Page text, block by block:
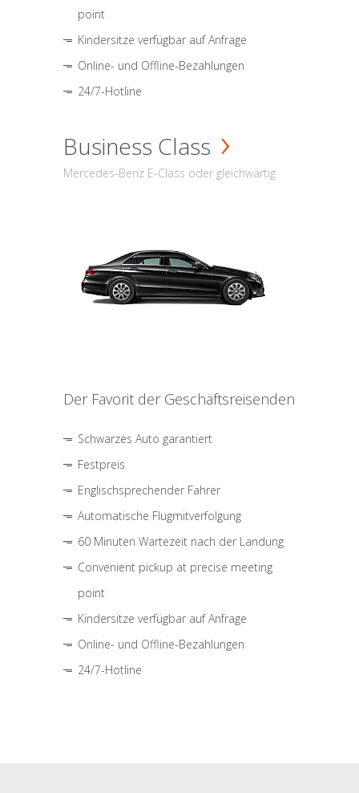
point
Kindersitze verfügbar auf Anfrage
Online- und Offline-Bezahlungen
24/7-Hotline
Business Class
Mercedes-Benz E-Class oder gleichwärtig
Der Favorit der Geschäftsreisenden
Schwarzes Auto garantiert
Festpreis
Englischsprechender Fahrer
Automatische Flugmitverfolgung
60 Minuten Wartezeit nach der Landung
Convenient pickup at precise meeting
point
Kindersitze verfügbar auf Anfrage
Online- und Offline-Bezahlungen
24/7-Hotline